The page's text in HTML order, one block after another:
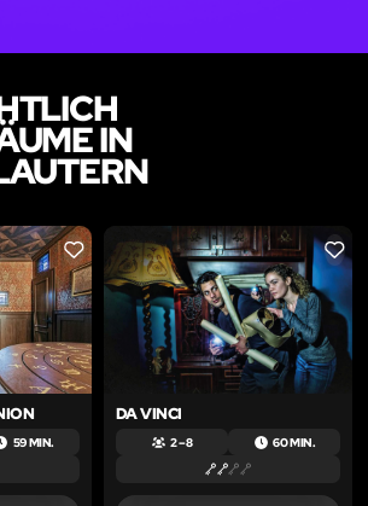
IN
LIKE
59 MIN.
LIKE
DA VINCI
2 – 8 60 MIN.